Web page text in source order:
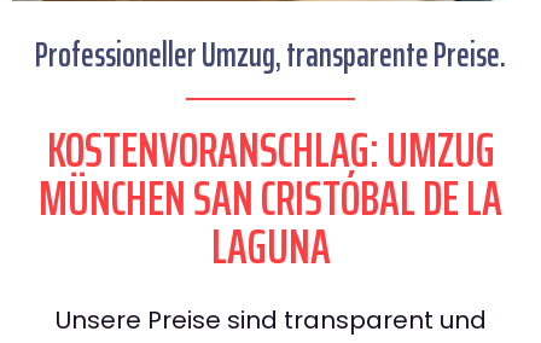
Professioneller Umzug, transparente Preise.
KOSTENVORANSCHLAG: UMZUG
MÜNCHEN SAN CRISTÓBAL DE LA
LAGUNA
Unsere Preise sind transparent und